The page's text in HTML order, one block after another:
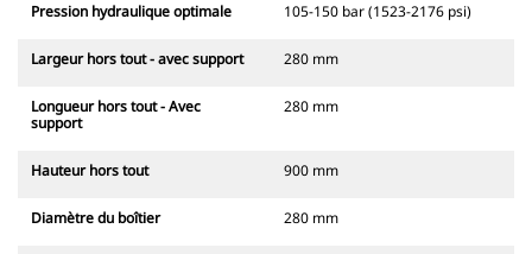
Pression hydraulique optimale 105-150 bar (1523-2176 psi)
Largeur hors tout - avec support 280 mm
Longueur hors tout - Avec
support
280 mm
Hauteur hors tout 900 mm
Diamètre du boîtier 280 mm